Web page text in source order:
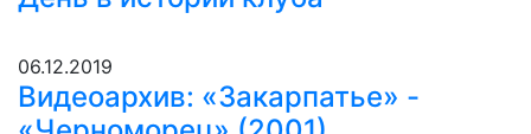
06.12.2019
Видеоархив: «Закарпатье» -